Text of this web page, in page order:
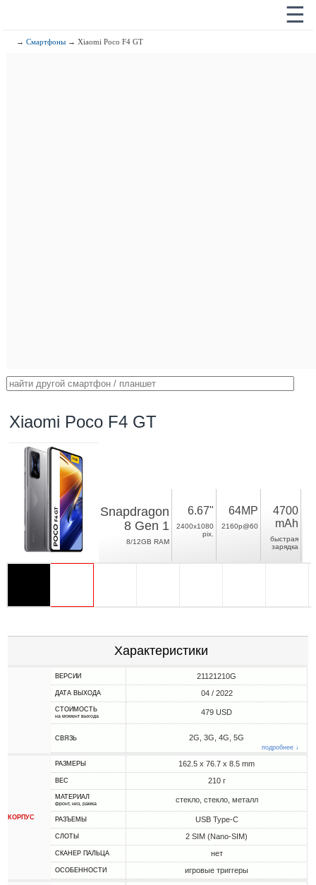
☰
→Смартфоны → Xiaomi Poco F4 GT
Xiaomi Poco F4 GT
Snapdragon
8 Gen 1
8/12GB RAM
6.67"
2400x1080
pix.
64MP
2160p@60
4700
mAh
быстрая
зарядка
Характеристики
ВЕРСИИ 21121210G
ДАТА ВЫХОДА 04 / 2022
СТОИМОСТЬ
на момент выхода 479 USD
СВЯЗЬ 2G, 3G, 4G, 5G
подробнее ↓
КОРПУС
РАЗМЕРЫ 162.5 x 76.7 x 8.5 mm
ВЕС 210 г
МАТЕРИАЛ
фронт, низ, рамка стекло, стекло, металл
РАЗЪЕМЫ USB Type-C
СЛОТЫ 2 SIM (Nano-SIM)
СКАНЕР ПАЛЬЦА нет
ОСОБЕННОСТИ игровые триггеры